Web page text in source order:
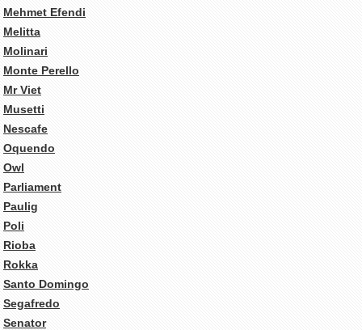
Mehmet Efendi
Melitta
Molinari
Monte Perello
Mr Viet
Musetti
Nescafe
Oquendo
Owl
Parliament
Paulig
Poli
Rioba
Rokka
Santo Domingo
Segafredo
Senator